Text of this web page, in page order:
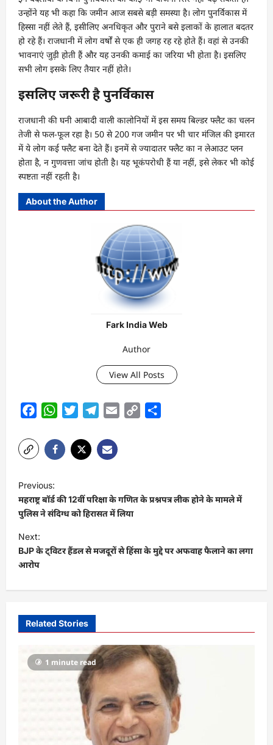
उन्होंने यह भी कहा कि जमीन आज सबसे बड़ी समस्या है। लोग पुनर्विकास में
हिस्सा नहीं लेते हैं, इसीलिए अनधिकृत और पुराने बसे इलाकों के हालात बदतर
हो रहे हैं। राजधानी में लोग वर्षों से एक ही जगह रह रहे होते हैं। वहां से उनकी
भावनाएं जुड़ी होती हैं और यह उनकी कमाई का जरिया भी होता है। इसलिए
सभी लोग इसके लिए तैयार नहीं होते।
इसलिए जरूरी है पुनर्विकास
राजधानी की घनी आबादी वाली कालोनियों में इस समय बिल्डर फ्लैट का चलन
तेजी से फल-फूल रहा है। 50 से 200 गज जमीन पर भी चार मंजिल की इमारत
में ये लोग कई फ्लैट बना देते हैं। इनमें से ज्यादातर फ्लैट का न लेआउट प्लन
होता है, न गुणवत्ता जांच होती है। यह भूकंपरोधी हैं या नहीं, इसे लेकर भी कोई
स्पष्टता नहीं रहती है।
About the Author
Fark India Web
Author
View All Posts
FacebookWhatsAppTwitterTelegram
Email
Copy
P
o
s
t
n
a
v
g
Previous:
महराष्ट्र बॉर्ड की 12वीं परिक्षा के गणित के प्रश्नपत्र लीक होने के मामले में
पुलिस ने संदिग्ध को हिरासत में लिया
Next:
BJP के ट्विटर हैंडल से मजदूरों से हिंसा के मुद्दे पर अफवाह फैलाने का लगा
आरोप
Related Stories
1 minute read